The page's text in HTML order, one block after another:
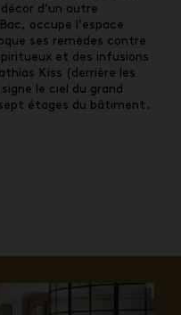
d’un autre
occupe l’espace
ses remèdes contre
et des infusions
Kiss (derrière les
le ciel du grand
étages du bâtiment.